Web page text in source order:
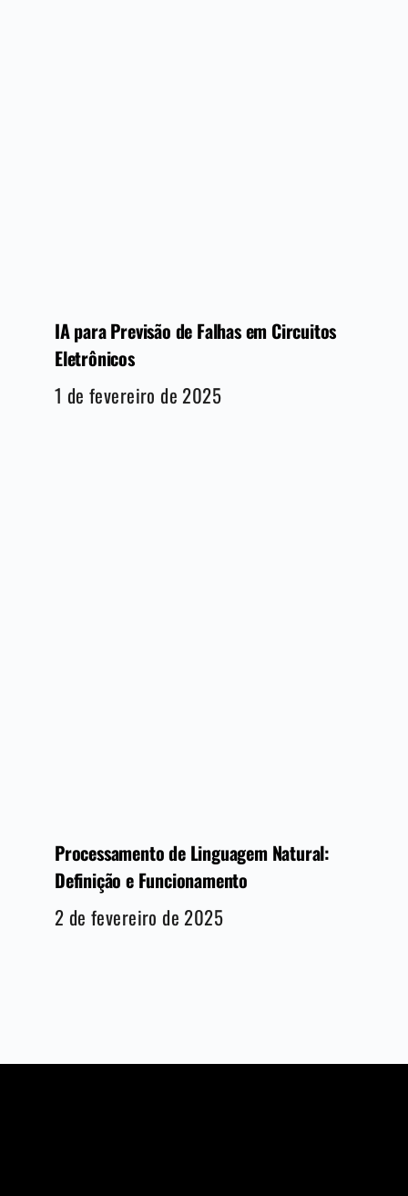
IA para Previsão de Falhas em Circuitos
Eletrônicos
1 de fevereiro de 2025
Processamento de Linguagem Natural:
Definição e Funcionamento
2 de fevereiro de 2025